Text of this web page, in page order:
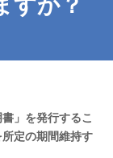
すか？
」を発行するこ
定の期間維持す